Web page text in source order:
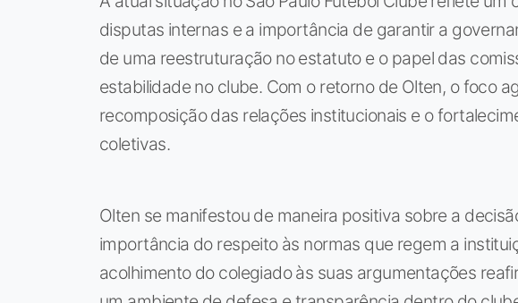
disputas internas e a importância de garantir a
de uma reestruturação no estatuto e o papel das
estabilidade no clube. Com o retorno de Olten, o foco
recomposição das relações institucionais e o
coletivas.
Olten se manifestou de maneira positiva sobre a
importância do respeito às normas que regem a
acolhimento do colegiado às suas argumentações